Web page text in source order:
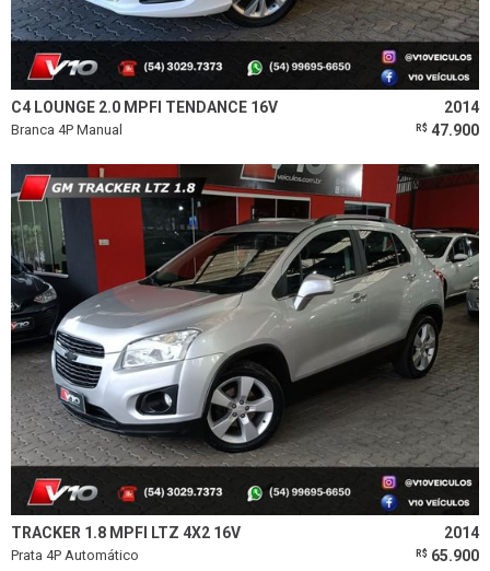
C4 LOUNGE 2.0 MPFI TENDANCE 16V 2014
Branca 4P Manual R$ 47.900
TRACKER 1.8 MPFI LTZ 4X2 16V 2014
Prata 4P Automático R$ 65.900